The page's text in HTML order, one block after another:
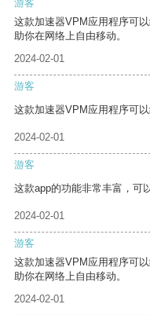
游客
这款加速器VPM应用程序可
助你在网络上自由移动。
2024-02-01
游客
这款加速器VPM应用程序可
2024-02-01
游客
这款app的功能非常丰富，可
2024-02-01
游客
这款加速器VPM应用程序可
助你在网络上自由移动。
2024-02-01